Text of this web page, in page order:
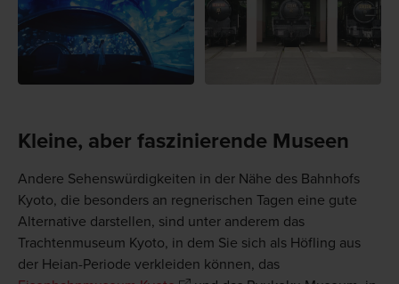
Kleine, aber faszinierende Museen
Andere Sehenswürdigkeiten in der Nähe des Bahnhofs
Kyoto, die besonders an regnerischen Tagen eine gute
Alternative darstellen, sind unter anderem das
Trachtenmuseum Kyoto, in dem Sie sich als Höfling aus
der Heian-Periode verkleiden können, das